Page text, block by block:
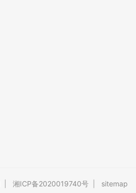
湘ICP备2020019740号 sitemap